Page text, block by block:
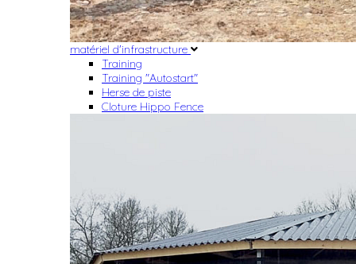
matériel d'infrastructure
Training
Training "Autostart"
Herse de piste
Cloture Hippo Fence